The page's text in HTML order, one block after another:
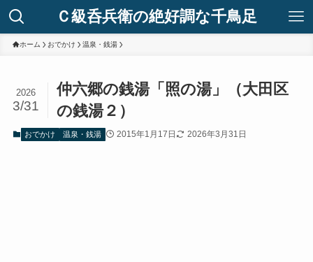
Ｃ級呑兵衛の絶好調な千鳥足
ホーム おでかけ 温泉・銭湯
仲六郷の銭湯「照の湯」（大田区
の銭湯２）
2026
3/31
おでかけ 温泉・銭湯 2015年1月17日 2026年3月31日